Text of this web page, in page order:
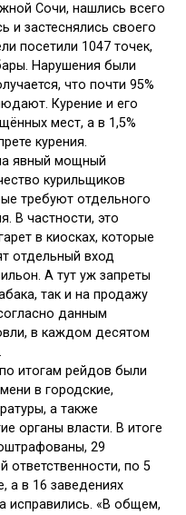
Сочи, нашлись всего
и застеснялись своего
посетили 1047 точек,
Нарушения были
что почти 95%
Курение и его
мест, а в 1,5%
курения.
явный мощный
курильщиков
требуют отдельного
В частности, это
в киосках, которые
отдельный вход
А тут уж запреты
так и на продажу
данным
в каждом десятом
итогам рейдов были
в городские,
а также
органы власти. В итоге
29
ответственности, по 5
а в 16 заведениях
исправились. «В общем,